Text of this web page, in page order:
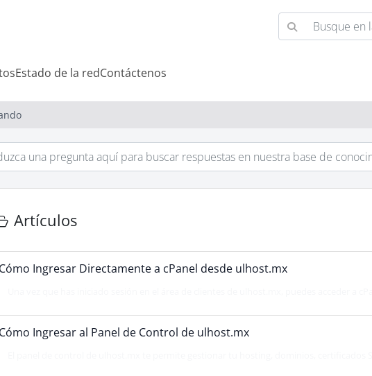
Estado de la redContáctenos
Artículos
Cómo Ingresar Directamente a cPanel desde ulhost.mx
Cómo Ingresar al Panel de Control de ulhost.mx